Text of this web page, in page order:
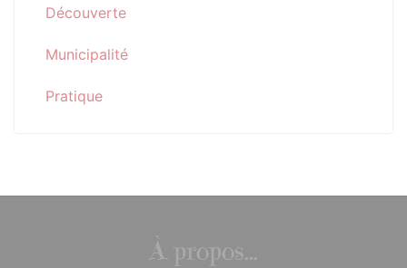
Découverte
Municipalité
Pratique
À propos...